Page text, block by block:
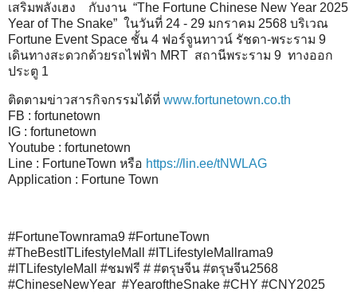
เสริมพลังเฮง กับงาน “The Fortune Chinese New Year 2025
Year of The Snake” ในวันที่ 24 - 29 มกราคม 2568 บริเวณ
Fortune Event Space ชั้น 4 ฟอร์จูนทาวน์ รัชดา-พระราม 9
เดินทางสะดวกด้วยรถไฟฟ้า MRT สถานีพระราม 9 ทางออก
ประตู 1
ติดตามข่าวสารกิจกรรมได้ที่ www.fortunetown.co.th
FB : fortunetown
IG : fortunetown
Youtube : fortunetown
Line : FortuneTown หรือ https://lin.ee/tNWLAG
Application : Fortune Town
#FortuneTownrama9 #FortuneTown
#TheBestITLifestyleMall #ITLifestyleMallrama9
#ITLifestyleMall #ชมฟรี # #ตรุษจีน #ตรุษจีน2568
#ChineseNewYear #YearoftheSnake #CHY #CNY2025